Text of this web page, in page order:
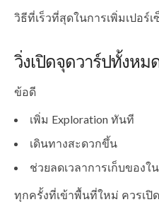
วิธีที่เร็วที่สุดในการเพิ่มเปอร์
วิ่งเปิดจุดวาร์ปทั้งหม
ข้อดี
เพิ่ม Exploration ทันที
เดินทางสะดวกขึ้น
ช่วยลดเวลาการเก็บของใ
ทุกครั้งที่เข้าพื้นที่ใหม่ ควรเปิ